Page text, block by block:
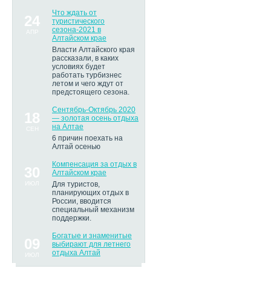
24
АПР
Что ждать от
туристического
сезона-2021 в
Алтайском крае
Власти Алтайского края
рассказали, в каких
условиях будет
работать турбизнес
летом и чего ждут от
предстоящего сезона.
18
СЕН
Сентябрь-Октябрь 2020
— золотая осень отдыха
на Алтае
6 причин поехать на
Алтай осенью
30
ИЮЛ
Компенсация за отдых в
Алтайском крае
Для туристов,
планирующих отдых в
России, вводится
специальный механизм
поддержки.
09
ИЮЛ
Богатые и знаменитые
выбирают для летнего
отдыха Алтай